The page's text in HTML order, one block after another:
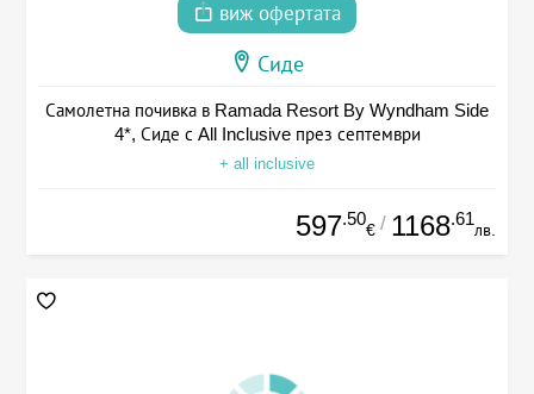
виж офертата
Сиде
Самолетна почивка в Ramada Resort By Wyndham Side
4*, Сиде с All Inclusive през септември
+ all inclusive
597.50
€ / 1168.61
лв.